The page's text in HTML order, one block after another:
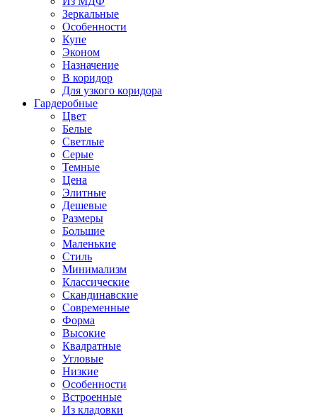
Зеркальные
Особенности
Купе
Эконом
Назначение
В коридор
Для узкого коридора
Гардеробные
Цвет
Белые
Светлые
Серые
Темные
Цена
Элитные
Дешевые
Размеры
Большие
Маленькие
Стиль
Минимализм
Классические
Скандинавские
Современные
Форма
Высокие
Квадратные
Угловые
Низкие
Особенности
Встроенные
Из кладовки